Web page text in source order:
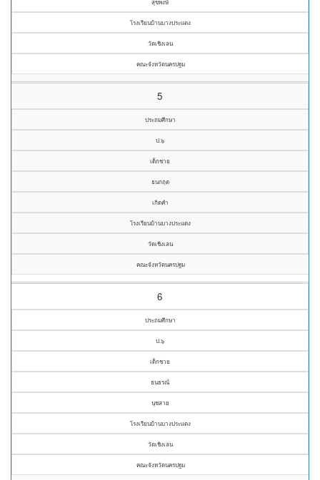
สุขพงษ์
โรงเรียนบ้านบางประแดง
วัดเชิงเลน
คณะจังหวัดนครปฐม
5
ประถมศึกษา
ป.๖
เด็กชาย
ธนกฤต
เกิดคำ
โรงเรียนบ้านบางประแดง
วัดเชิงเลน
คณะจังหวัดนครปฐม
6
ประถมศึกษา
ป.๖
เด็กชาย
ธนธรณ์
นุชสาย
โรงเรียนบ้านบางประแดง
วัดเชิงเลน
คณะจังหวัดนครปฐม